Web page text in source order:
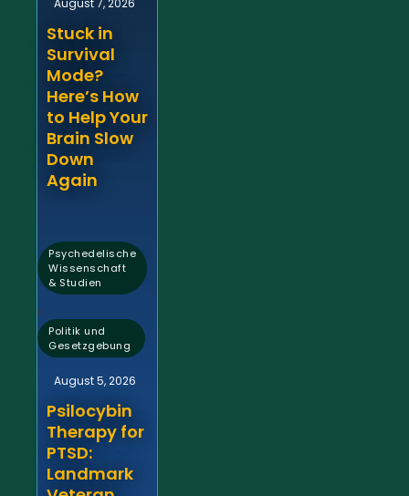
August 7, 2026
Stuck in
Survival
Mode?
Here’s How
to Help Your
Brain Slow
Down
Again
Psychedelische
Wissenschaft
& Studien
,
Politik und
Gesetzgebung
August 5, 2026
Psilocybin
Therapy for
PTSD:
Landmark